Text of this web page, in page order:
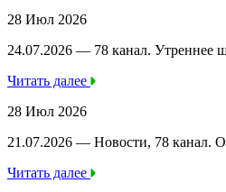
28 Июл 2026
24.07.2026 — 78 канал. Утреннее
Читать далее
28 Июл 2026
21.07.2026 — Новости, 78 канал.
Читать далее